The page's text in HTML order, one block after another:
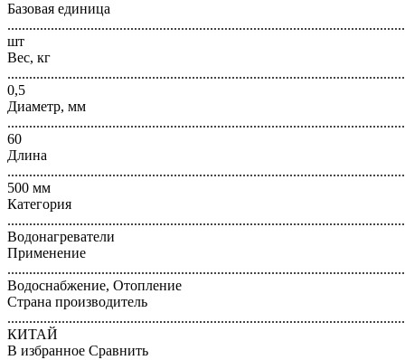
Базовая единица
шт
Вес, кг
0,5
Диаметр, мм
60
Длина
500 мм
Категория
Водонагреватели
Применение
Водоснабжение, Отопление
Страна производитель
КИТАЙ
В избранное Сравнить